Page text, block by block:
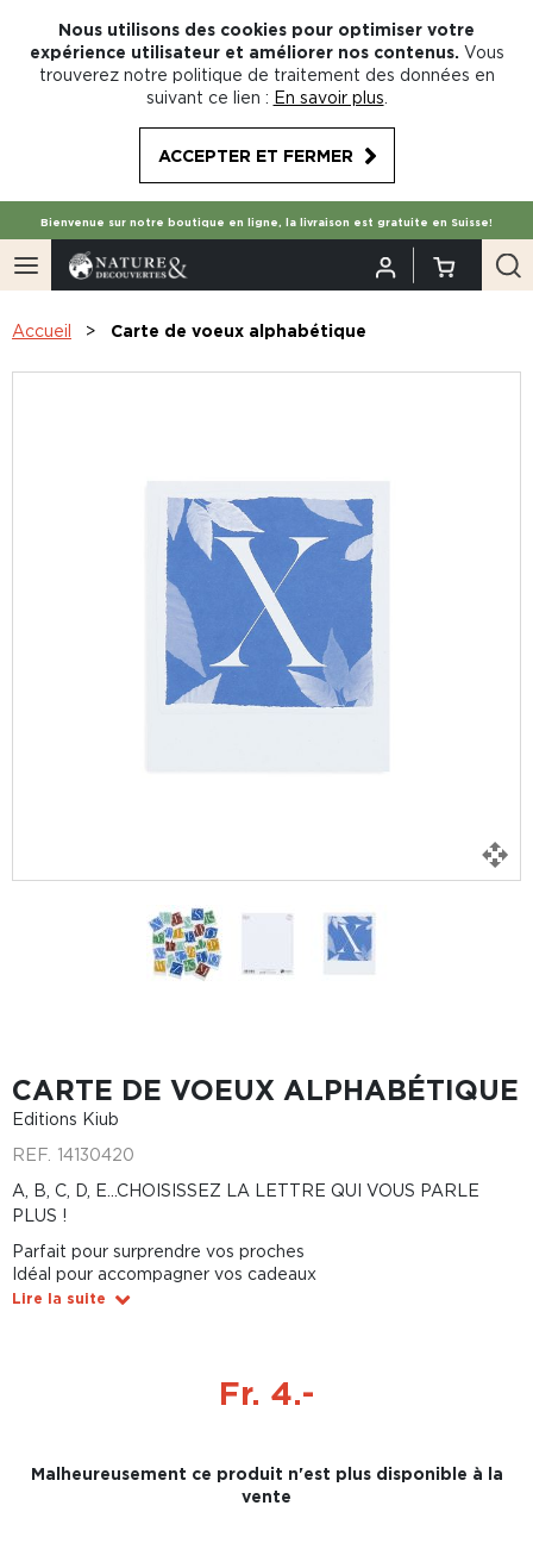
Nous utilisons des cookies pour optimiser votre
expérience utilisateur et améliorer nos contenus. Vous
trouverez notre politique de traitement des données en
suivant ce lien : En savoir plus
ACCEPTER ET FERMER
Bienvenue sur notre boutique en ligne, la livraison est gratuite en Suisse!
Accueil Carte de voeux alphabétique
CARTE DE VOEUX ALPHABÉTIQUE
Editions Kiub
REF. 14130420
A, B, C, D, E...CHOISISSEZ LA LETTRE QUI VOUS PARLE
PLUS !
Parfait pour surprendre vos proches
Idéal pour accompagner vos cadeaux
Lire la suite
Fr. 4.-
Malheureusement ce produit n'est plus disponible à la
vente